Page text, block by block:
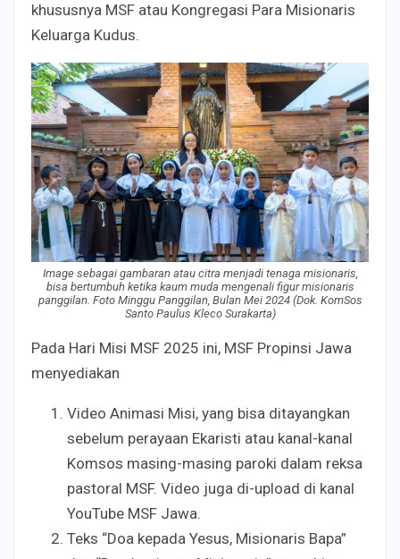
khususnya MSF atau Kongregasi Para Misionaris
Keluarga Kudus.
Image sebagai gambaran atau citra menjadi tenaga misionaris,
bisa bertumbuh ketika kaum muda mengenali figur misionaris
panggilan. Foto Minggu Panggilan, Bulan Mei 2024 (Dok. KomSos
Santo Paulus Kleco Surakarta)
Pada Hari Misi MSF 2025 ini, MSF Propinsi Jawa
menyediakan
Video Animasi Misi, yang bisa ditayangkan
sebelum perayaan Ekaristi atau kanal-kanal
Komsos masing-masing paroki dalam reksa
pastoral MSF. Video juga di-upload di kanal
YouTube MSF Jawa.
Teks “Doa kepada Yesus, Misionaris Bapa”